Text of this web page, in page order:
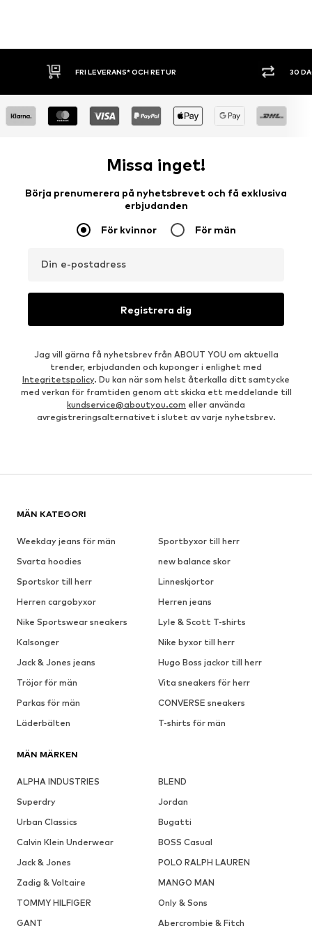
FRI LEVERANS* OCH RETUR 30 DAGARS
Missa inget!
Börja prenumerera på nyhetsbrevet och få exklusiva
erbjudanden
För kvinnor För män
Din e-postadress
Registrera dig
Jag vill gärna få nyhetsbrev från ABOUT YOU om aktuella
trender, erbjudanden och kuponger i enlighet med
Integritetspolicy. Du kan när som helst återkalla ditt samtycke
med verkan för framtiden genom att skicka ett meddelande till
kundservice@aboutyou.com eller använda
avregistreringsalternativet i slutet av varje nyhetsbrev.
MÄN KATEGORI
Weekday jeans för män
Sportbyxor till herr
Svarta hoodies
new balance skor
Sportskor till herr
Linneskjortor
Herren cargobyxor
Herren jeans
Nike Sportswear sneakers
Lyle & Scott T-shirts
Kalsonger
Nike byxor till herr
Jack & Jones jeans
Hugo Boss jackor till herr
Tröjor för män
Vita sneakers för herr
Parkas för män
CONVERSE sneakers
Läderbälten
T-shirts för män
MÄN MÄRKEN
ALPHA INDUSTRIES
BLEND
Superdry
Jordan
Urban Classics
Bugatti
Calvin Klein Underwear
BOSS Casual
Jack & Jones
POLO RALPH LAUREN
Zadig & Voltaire
MANGO MAN
TOMMY HILFIGER
Only & Sons
GANT
Abercrombie & Fitch